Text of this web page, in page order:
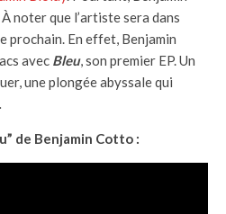
noter que l’artiste sera dans
prochain. En effet, Benjamin
avec Bleu, son premier EP. Un
une plongée abyssale qui
de Benjamin Cotto :